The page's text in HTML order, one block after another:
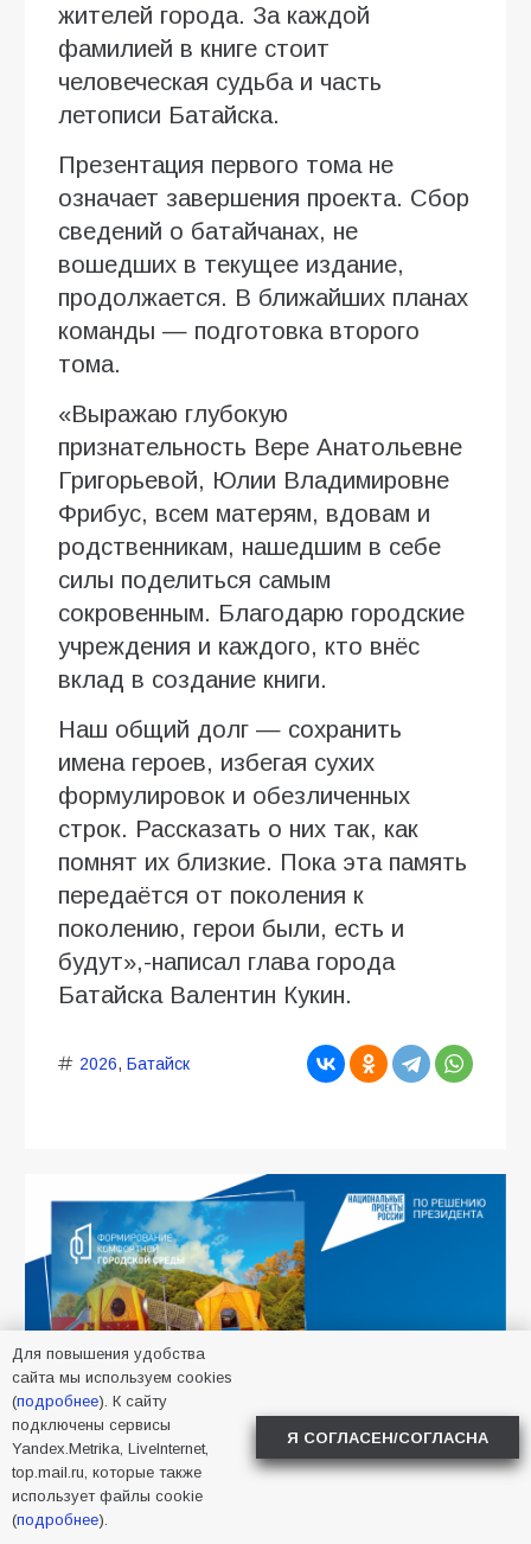
жителей города. За каждой
фамилией в книге стоит
человеческая судьба и часть
летописи Батайска.
Презентация первого тома не
означает завершения проекта. Сбор
сведений о батайчанах, не
вошедших в текущее издание,
продолжается. В ближайших планах
команды — подготовка второго
тома.
«Выражаю глубокую
признательность Вере Анатольевне
Григорьевой, Юлии Владимировне
Фрибус, всем матерям, вдовам и
родственникам, нашедшим в себе
силы поделиться самым
сокровенным. Благодарю городские
учреждения и каждого, кто внёс
вклад в создание книги.
Наш общий долг — сохранить
имена героев, избегая сухих
формулировок и обезличенных
строк. Рассказать о них так, как
помнят их близкие. Пока эта память
передаётся от поколения к
поколению, герои были, есть и
будут»,-написал глава города
Батайска Валентин Кукин.
2026, Батайск
Для повышения удобства
сайта мы используем cookies
(подробнее). К сайту
подключены сервисы
Yandex.Metrika, LiveInternet,
top.mail.ru, которые также
использует файлы cookie
(подробнее).
Я СОГЛАСЕН/СОГЛАСНА